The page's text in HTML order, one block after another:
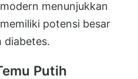
menunjukkan
potensi besar
diabetes.
Putih